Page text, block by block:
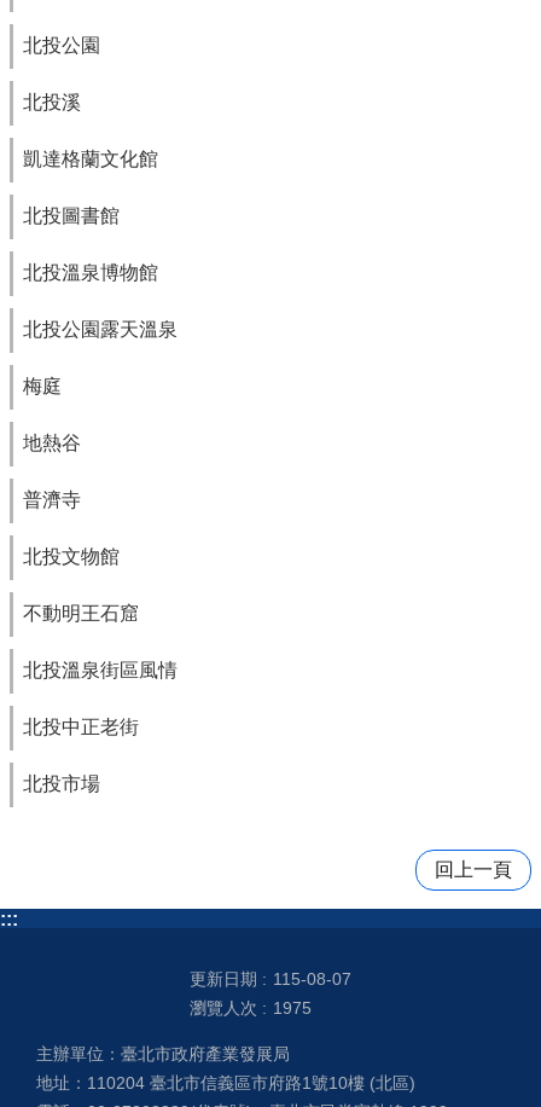
北投公園
北投溪
凱達格蘭文化館
北投圖書館
北投溫泉博物館
北投公園露天溫泉
梅庭
地熱谷
普濟寺
北投文物館
不動明王石窟
北投溫泉街區風情
北投中正老街
北投市場
回上一頁
:::
更新日期
115-08-07
瀏覽人次
1975
主辦單位：臺北市政府產業發展局
地址：110204 臺北市信義區市府路1號10樓 (北區)